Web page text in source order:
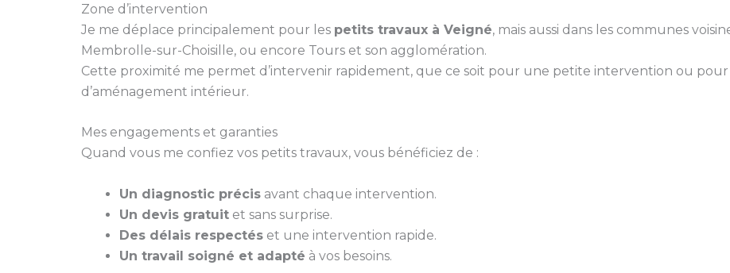
Zone d’intervention
Je me déplace principalement pour les petits travaux à Veigné, mais aussi dans les communes
Membrolle-sur-Choisille, ou encore Tours et son agglomération.
Cette proximité me permet d’intervenir rapidement, que ce soit pour une petite intervention ou
d’aménagement intérieur.
Mes engagements et garanties
Quand vous me confiez vos petits travaux, vous bénéficiez de :
Un diagnostic précis avant chaque intervention.
Un devis gratuit et sans surprise.
Des délais respectés et une intervention rapide.
Un travail soigné et adapté à vos besoins.